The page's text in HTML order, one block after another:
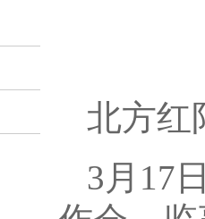
北方红
3月17